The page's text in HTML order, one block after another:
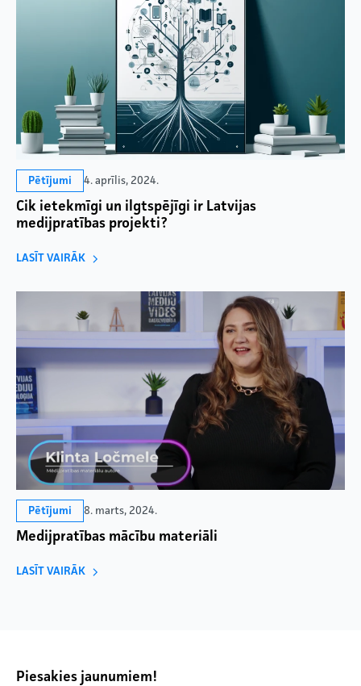
Pētījumi 4. aprīlis, 2024.
Cik ietekmīgi un ilgtspējīgi ir Latvijas
medijpratības projekti?
LASĪT VAIRĀK
Pētījumi 8. marts, 2024.
Medijpratības mācību materiāli
LASĪT VAIRĀK
Piesakies jaunumiem!